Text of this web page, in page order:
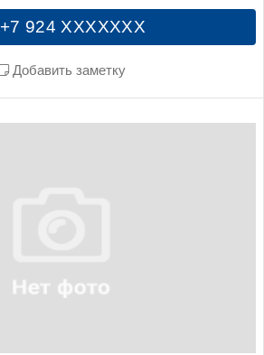
+7 924 XXXXXXX
Добавить заметку